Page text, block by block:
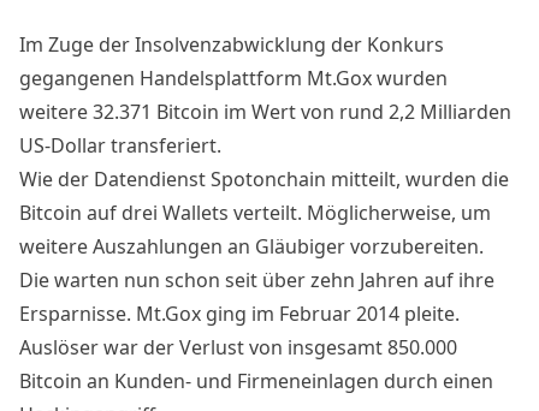
Im Zuge der Insolvenzabwicklung der Konkurs
gegangenen Handelsplattform Mt.Gox wurden
weitere 32.371 Bitcoin im Wert von rund 2,2 Milliarden
US-Dollar transferiert.
Wie der Datendienst Spotonchain mitteilt, wurden die
Bitcoin auf drei Wallets verteilt. Möglicherweise, um
weitere Auszahlungen an Gläubiger vorzubereiten.
Die warten nun schon seit über zehn Jahren auf ihre
Ersparnisse. Mt.Gox ging im Februar 2014 pleite.
Auslöser war der Verlust von insgesamt 850.000
Bitcoin an Kunden- und Firmeneinlagen durch einen